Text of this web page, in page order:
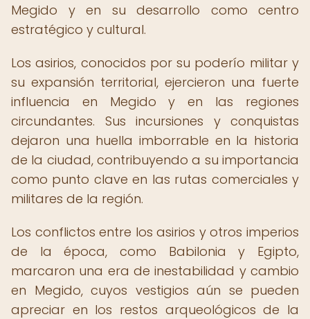
Megido y en su desarrollo como centro
estratégico y cultural.
Los asirios, conocidos por su poderío militar y
su expansión territorial, ejercieron una fuerte
influencia en Megido y en las regiones
circundantes. Sus incursiones y conquistas
dejaron una huella imborrable en la historia
de la ciudad, contribuyendo a su importancia
como punto clave en las rutas comerciales y
militares de la región.
Los conflictos entre los asirios y otros imperios
de la época, como Babilonia y Egipto,
marcaron una era de inestabilidad y cambio
en Megido, cuyos vestigios aún se pueden
apreciar en los restos arqueológicos de la